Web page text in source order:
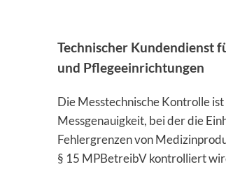
Technischer Kundendienst
und Pflegeeinrichtungen
Die Messtechnische Kontrolle
Messgenauigkeit, bei der die
Fehlergrenzen von
§ 15 MPBetreibV kontrolliert